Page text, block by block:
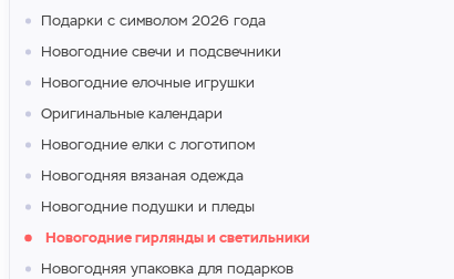
Подарки с символом 2026 года
Новогодние свечи и подсвечники
Новогодние елочные игрушки
Оригинальные календари
Новогодние елки с логотипом
Новогодняя вязаная одежда
Новогодние подушки и пледы
Новогодние гирлянды и светильники
Новогодняя упаковка для подарков